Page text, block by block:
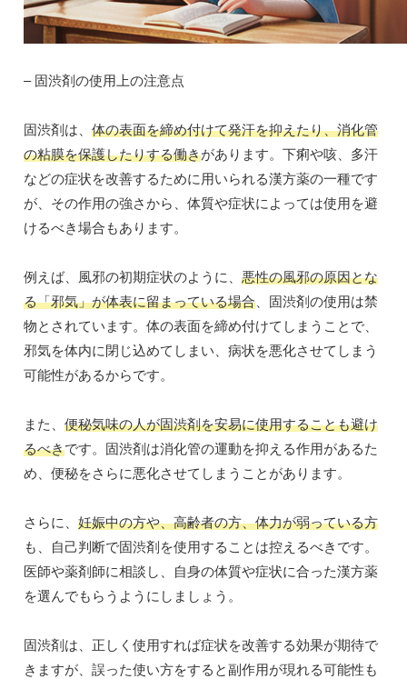
– 固渋剤の使用上の注意点
固渋剤は、 体の表面を締め付けて発汗を抑えたり、消化管
の粘膜を保護したりする働きがあります。下痢や咳、多汗
などの症状を改善するために用いられる漢方薬の一種です
が、その作用の強さから、体質や症状によっては使用を避
けるべき場合もあります。
例えば、風邪の初期症状のように、 悪性の風邪の原因とな
る「邪気」が体表に留まっている場合、固渋剤の使用は禁
物とされています。体の表面を締め付けてしまうことで、
邪気を体内に閉じ込めてしまい、病状を悪化させてしまう
可能性があるからです。
また、 便秘気味の人が固渋剤を安易に使用することも避け
るべきです。固渋剤は消化管の運動を抑える作用があるた
め、便秘をさらに悪化させてしまうことがあります。
さらに、 妊娠中の方や、高齢者の方、体力が弱っている方
も、自己判断で固渋剤を使用することは控えるべきです。
医師や薬剤師に相談し、自身の体質や症状に合った漢方薬
を選んでもらうようにしましょう。
固渋剤は、正しく使用すれば症状を改善する効果が期待で
きますが、誤った使い方をすると副作用が現れる可能性も